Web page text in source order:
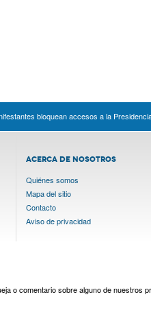
bloquean accesos a la
ACERCA DE NOSOTROS
Quiénes somos
Mapa del sitio
Contacto
Aviso de privacidad
o comentario sobre alguno de nuestros